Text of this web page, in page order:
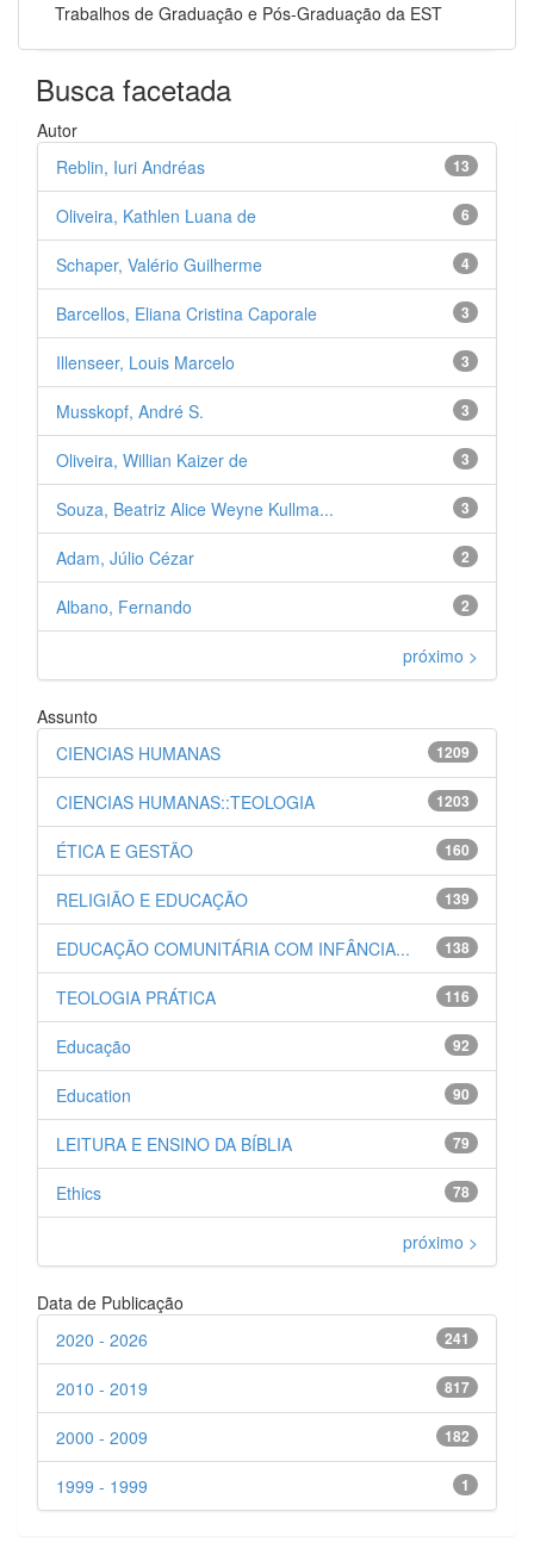
Trabalhos de Graduação e Pós-Graduação da EST
Busca facetada
Autor
13
Reblin, Iuri Andréas
6
Oliveira, Kathlen Luana de
4
Schaper, Valério Guilherme
3
Barcellos, Eliana Cristina Caporale
3
Illenseer, Louis Marcelo
3
Musskopf, André S.
3
Oliveira, Willian Kaizer de
3
Souza, Beatriz Alice Weyne Kullma...
2
Adam, Júlio Cézar
2
Albano, Fernando
próximo >
Assunto
1209
CIENCIAS HUMANAS
1203
CIENCIAS HUMANAS::TEOLOGIA
160
ÉTICA E GESTÃO
139
RELIGIÃO E EDUCAÇÃO
138
EDUCAÇÃO COMUNITÁRIA COM INFÂNCIA...
116
TEOLOGIA PRÁTICA
92
Educação
90
Education
79
LEITURA E ENSINO DA BÍBLIA
78
Ethics
próximo >
Data de Publicação
241
2020 - 2026
817
2010 - 2019
182
2000 - 2009
1
1999 - 1999